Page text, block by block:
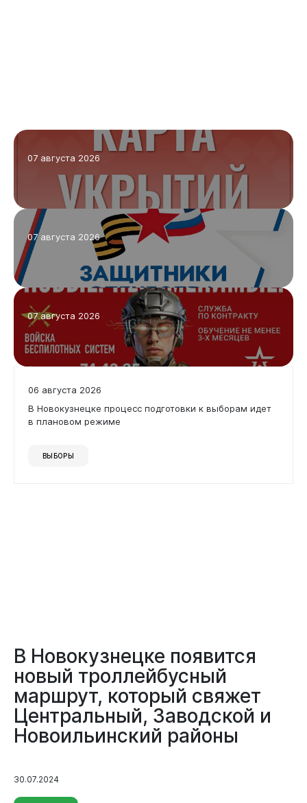
07 августа 2026
07 августа 2026
07 августа 2026
06 августа 2026
В Новокузнецке процесс подготовки к выборам идет
в плановом режиме
ВЫБОРЫ
В Новокузнецке появится
новый троллейбусный
маршрут, который свяжет
Центральный, Заводской и
Новоильинский районы
30.07.2024